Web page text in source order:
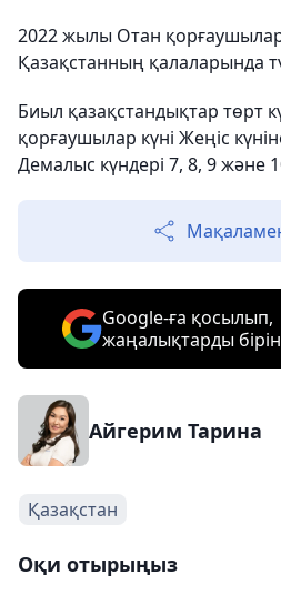
2022 жылы Отан
Қазақстанның қалаларында
Биыл қазақстандықтар төрт
қорғаушылар күні Жеңіс
Демалыс күндері 7, 8, 9 және
Google-ға қосылып,
жаңалықтарды
Айгерим Тарина
Қазақстан
Оқи отырыңыз